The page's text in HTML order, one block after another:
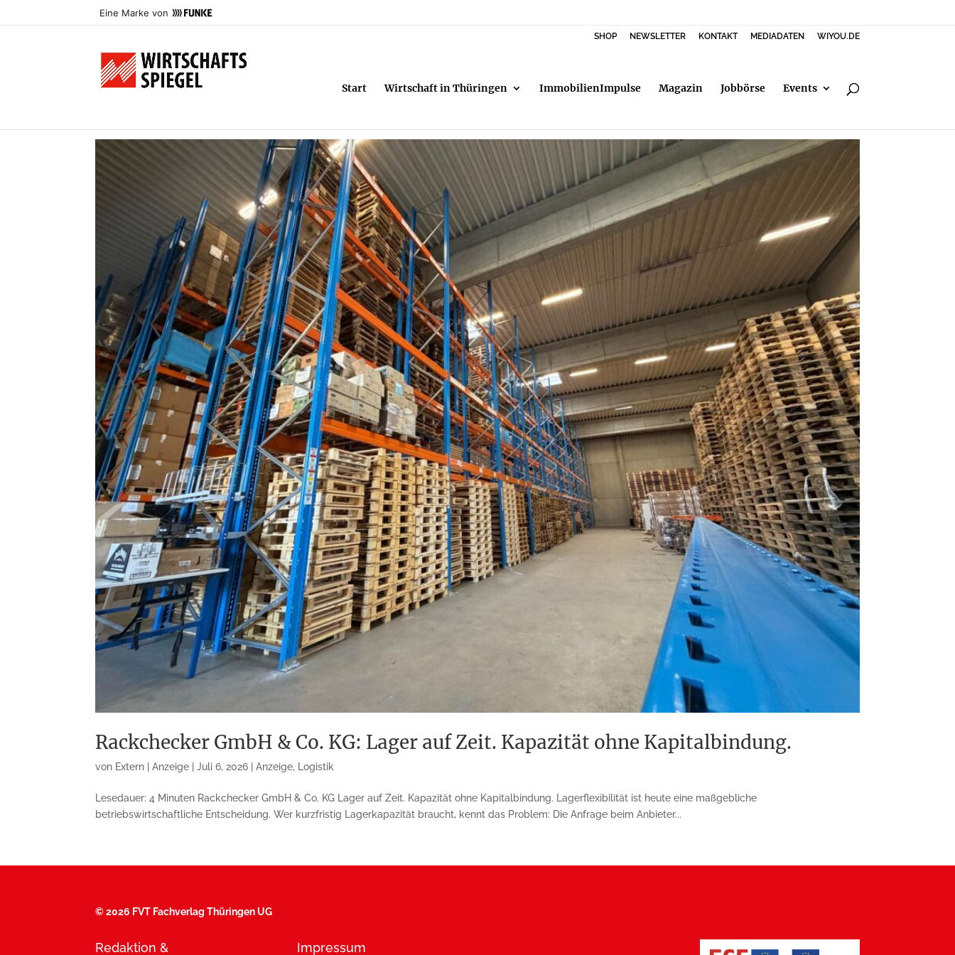
Eine Marke von
SHOP NEWSLETTER KONTAKT MEDIADATEN WIYOU.DE
Start Wirtschaft in Thüringen ImmobilienImpulse Magazin Jobbörse Events
Rackchecker GmbH & Co. KG: Lager auf Zeit. Kapazität ohne Kapitalbindung.
von Extern | Anzeige |Juli 6, 2026 |Anzeige, Logistik
Lesedauer: 4 Minuten Rackchecker GmbH & Co. KG Lager auf Zeit. Kapazität ohne Kapitalbindung. Lagerflexibilität ist heute eine maßgebliche
betriebswirtschaftliche Entscheidung. Wer kurzfristig Lagerkapazität braucht, kennt das Problem: Die Anfrage beim Anbieter...
©2026 FVT Fachverlag Thüringen UG
Redaktion & Impressum